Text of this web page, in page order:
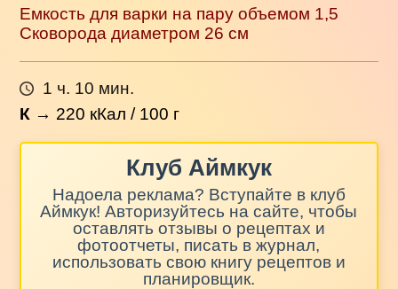
Емкость для варки на пару объемом 1,5
Сковорода диаметром 26 см
1 ч. 10 мин.
К → 220 кКал / 100 г
Клуб Аймкук
Надоела реклама? Вступайте в клуб
Аймкук! Авторизуйтесь на сайте, чтобы
оставлять отзывы о рецептах и
фотоотчеты, писать в журнал,
использовать свою книгу рецептов и
планировщик.